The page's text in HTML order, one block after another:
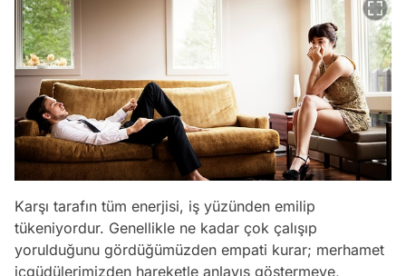
Karşı tarafın tüm enerjisi, iş yüzünden emilip
tükeniyordur. Genellikle ne kadar çok çalışıp
yorulduğunu gördüğümüzden empati kurar; merhamet
içgüdülerimizden hareketle anlayış göstermeye,